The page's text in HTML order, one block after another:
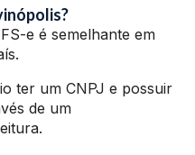
e é semelhante em
ter um CNPJ e possuir
de um